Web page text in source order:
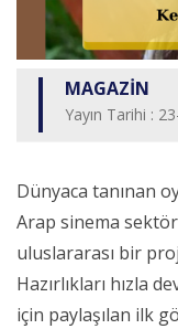
MAGAZİN
Yayın Tarihi :
Dünyaca tanınan
Arap sinema
uluslararası bir
Hazırlıkları hızla
için paylaşılan ilk